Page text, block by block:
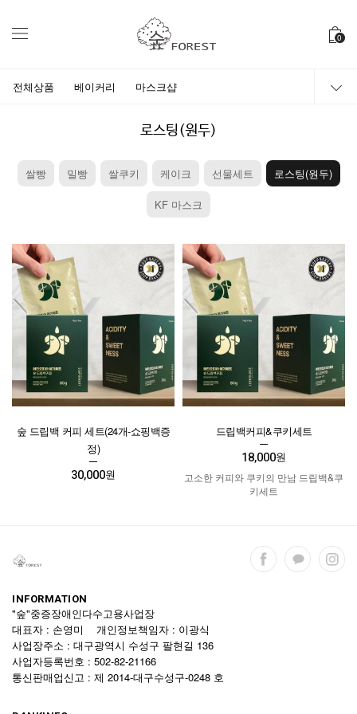
0
전체상품 베이커리 마스크샵
로스팅(원두)
쌀빵 밀빵 쌀쿠키 케이크 선물세트 로스팅(원두)
KF 마스크
숲 드립백 커피 세트(24개-쇼핑백증
정)
30,000원
드립백커피&쿠키세트
18,000원
고소한 커피와 쿠키의 만남 드립백&쿠
키세트
INFORMATION
"숲"중증장애인다수고용사업장
대표자 : 손영미 개인정보책임자 : 이광식
사업장주소 : 대구광역시 수성구 팔현길 136
사업자등록번호 : 502-82-21166
통신판매업신고 : 제 2014-대구수성구-0248 호